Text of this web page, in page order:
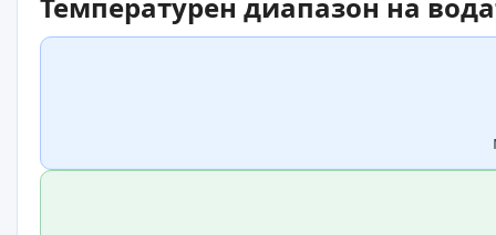
Температурен диапазон на